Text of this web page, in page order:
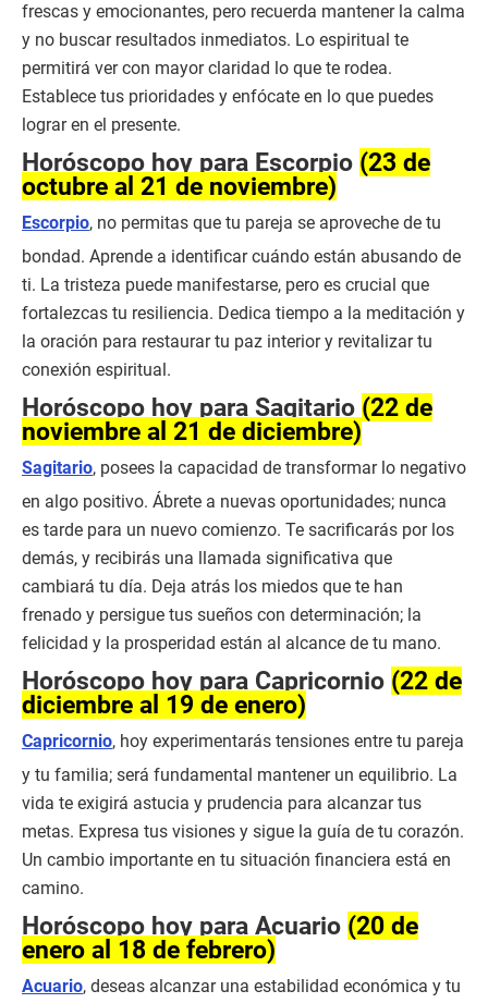
frescas y emocionantes, pero recuerda mantener la calma
y no buscar resultados inmediatos. Lo espiritual te
permitirá ver con mayor claridad lo que te rodea.
Establece tus prioridades y enfócate en lo que puedes
lograr en el presente.
Horóscopo hoy para Escorpio (23 de
octubre al 21 de noviembre)
Escorpio, no permitas que tu pareja se aproveche de tu
bondad. Aprende a identificar cuándo están abusando de
ti. La tristeza puede manifestarse, pero es crucial que
fortalezcas tu resiliencia. Dedica tiempo a la meditación y
la oración para restaurar tu paz interior y revitalizar tu
conexión espiritual.
Horóscopo hoy para Sagitario (22 de
noviembre al 21 de diciembre)
Sagitario, posees la capacidad de transformar lo negativo
en algo positivo. Ábrete a nuevas oportunidades; nunca
es tarde para un nuevo comienzo. Te sacrificarás por los
demás, y recibirás una llamada significativa que
cambiará tu día. Deja atrás los miedos que te han
frenado y persigue tus sueños con determinación; la
felicidad y la prosperidad están al alcance de tu mano.
Horóscopo hoy para Capricornio (22 de
diciembre al 19 de enero)
Capricornio, hoy experimentarás tensiones entre tu pareja
y tu familia; será fundamental mantener un equilibrio. La
vida te exigirá astucia y prudencia para alcanzar tus
metas. Expresa tus visiones y sigue la guía de tu corazón.
Un cambio importante en tu situación financiera está en
camino.
Horóscopo hoy para Acuario (20 de
enero al 18 de febrero)
Acuario, deseas alcanzar una estabilidad económica y tu